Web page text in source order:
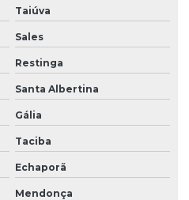
Taiúva
Sales
Restinga
Santa Albertina
Gália
Taciba
Echaporã
Mendonça